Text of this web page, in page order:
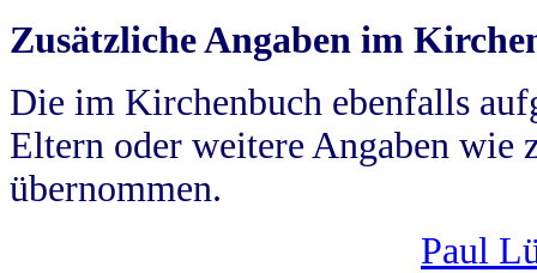
Zusätzliche Angaben im
Die im Kirchenbuch ebenfalls
Eltern oder weitere Angaben wie
übernommen.
Paul